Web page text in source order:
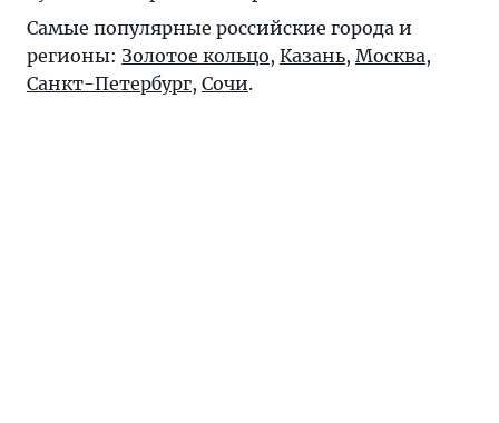
Самые популярные российские города и
регионы: Золотое кольцо, Казань, Москва,
Санкт-Петербург, Сочи.